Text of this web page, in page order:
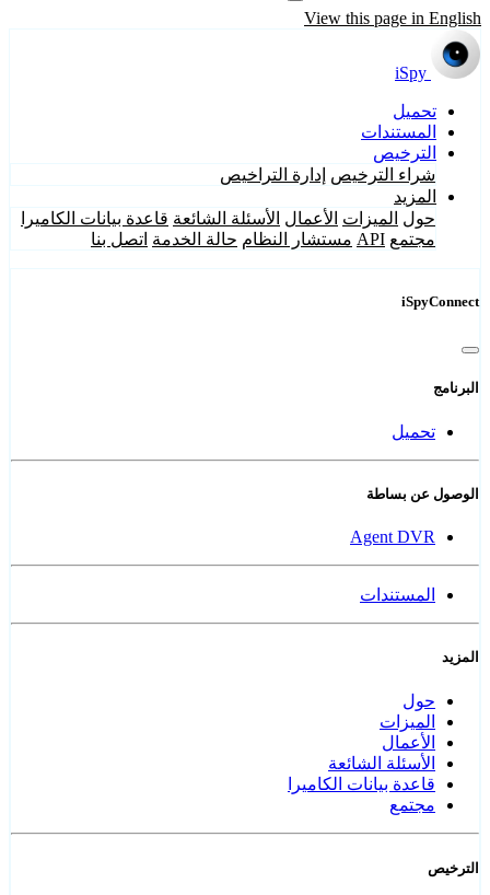
View this page in English
iSpy
تحميل
المستندات
الترخيص
شراء الترخيص إدارة التراخيص
المزيد
حول الميزات الأعمال الأسئلة الشائعة قاعدة بيانات الكاميرا
مجتمع API مستشار النظام حالة الخدمة اتصل بنا
iSpyConnect
البرنامج
تحميل
الوصول عن بساطة
Agent DVR
المستندات
المزيد
حول
الميزات
الأعمال
الأسئلة الشائعة
قاعدة بيانات الكاميرا
مجتمع
الترخيص